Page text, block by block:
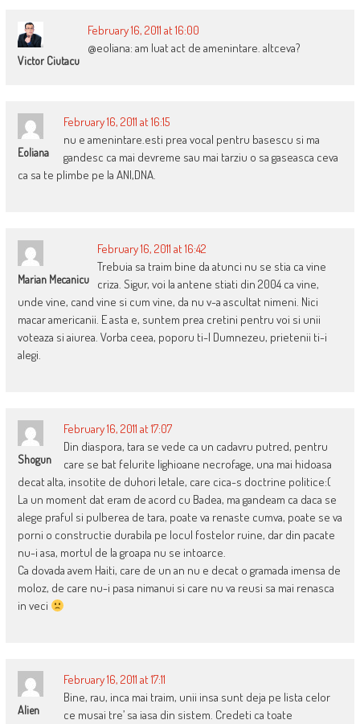
Victor Ciutacu
February 16, 2011 at 16:00
@eoliana: am luat act de amenintare. altceva?
Eoliana
February 16, 2011 at 16:15
nu e amenintare.esti prea vocal pentru basescu si ma
gandesc ca mai devreme sau mai tarziu o sa gaseasca ceva
ca sa te plimbe pe la ANI,DNA.
Marian Mecanicu
February 16, 2011 at 16:42
Trebuia sa traim bine da atunci nu se stia ca vine
criza. Sigur, voi la antene stiati din 2004 ca vine,
unde vine, cand vine si cum vine, da nu v-a ascultat nimeni. Nici
macar americanii. E asta e, suntem prea cretini pentru voi si unii
voteaza si aiurea. Vorba ceea, poporu ti-l Dumnezeu, prietenii ti-i
alegi.
Shogun
February 16, 2011 at 17:07
Din diaspora, tara se vede ca un cadavru putred, pentru
care se bat felurite lighioane necrofage, una mai hidoasa
decat alta, insotite de duhori letale, care cica-s doctrine politice:(
La un moment dat eram de acord cu Badea, ma gandeam ca daca se
alege praful si pulberea de tara, poate va renaste cumva, poate se va
porni o constructie durabila pe locul fostelor ruine, dar din pacate
nu-i asa, mortul de la groapa nu se intoarce.
Ca dovada avem Haiti, care de un an nu e decat o gramada imensa de
moloz, de care nu-i pasa nimanui si care nu va reusi sa mai renasca
in veci
Alien
February 16, 2011 at 17:11
Bine, rau, inca mai traim, unii insa sunt deja pe lista celor
ce musai tre’ sa iasa din sistem. Credeti ca toate